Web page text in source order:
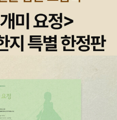
.밥을 나눠 먹고 정을 붙이고 행복
의 삶을 사랑하는 사람이 되고 싶
있는 그대로의 나를 사랑하고 싶다.
. 그런 사람들과 함께 그들의 행복
식사하고 싶어지나보다. 작가의 말
그 행복을 함께 나누고 싶어지는건
사랑하고 싶은 날들과 사랑하는 이
그녀는 앞으로도 자신과 함께하